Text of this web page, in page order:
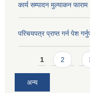
कार्य सम्पादन मुल्याक‌न फाराम
परिचयपत्र प्राप्त गर्न पेश
Pages
1 2
अन्य